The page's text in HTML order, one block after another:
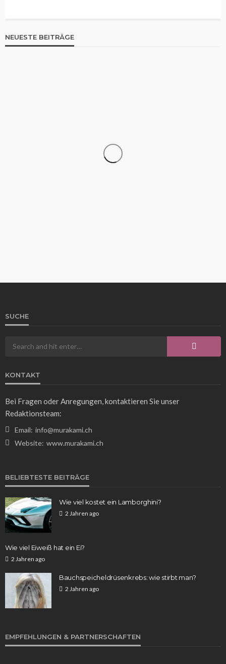
NEUESTE BEITRÄGE
WISSEN
funktioniert die Temperaturumwandlung
Das Pumpkin Spice Café: Ein Herbstgenuss für
Franz Rosner 5 Tagen ago
Aufstellungen: Teilnehmer des Spiels KSC gegen
1. FC Köln im Fokus
SUCHE
KONTAKT
Bei Fragen oder Anregungen, kontaktieren Sie unser
Redaktionsteam:
Email: info@murakami.ch
Website: www.murakami.ch
BELIEBTESTE BEITRÄGE
Wie viel kostet ein Lamborghini?
2 Jahren ago
Wie viel Eiweiß hat ein Ei?
2 Jahren ago
Bauchspeicheldrüsenkrebs: wie stirbt man?
2 Jahren ago
EMPFEHLUNGEN & PARTNERSCHAFTEN